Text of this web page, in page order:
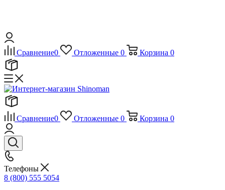
Сравнение0 Отложенные 0 Корзина 0
Сравнение0 Отложенные 0 Корзина 0
Телефоны
8 (800) 555 5054